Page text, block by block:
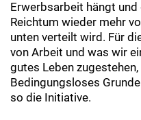
Erwerbsarbeit hängt
Reichtum wieder mehr
unten verteilt wird. Für
von Arbeit und was wir
gutes Leben
Bedingungsloses
so die Initiative.